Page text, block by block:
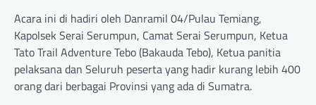
Acara ini di hadiri oleh Danramil 04/Pulau Temiang,
Kapolsek Serai Serumpun, Camat Serai Serumpun, Ketua
Tato Trail Adventure Tebo (Bakauda Tebo), Ketua panitia
pelaksana dan Seluruh peserta yang hadir kurang lebih 400
orang dari berbagai Provinsi yang ada di Sumatra.